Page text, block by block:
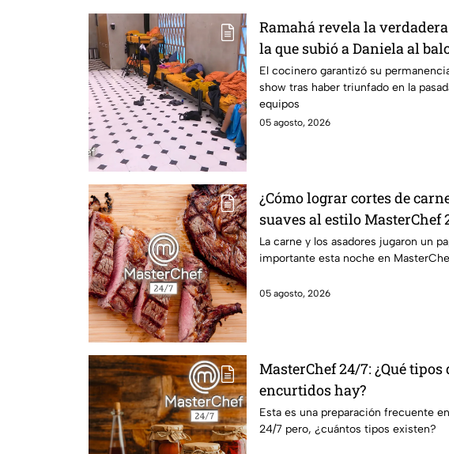
Ramahá revela la
la que subió a Daniela al
MasterChef 24/7
El cocinero garantizó su
show tras haber triunfado en la
equipos
05 agosto, 2026
¿Cómo lograr cortes de
suaves al estilo MasterChef
La carne y los asadores jugaron un
importante esta noche en
05 agosto, 2026
MasterChef 24/7: ¿Qué tipos
encurtidos hay?
Esta es una preparación frecuente
24/7 pero, ¿cuántos tipos existen?